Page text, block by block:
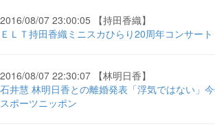
2016/08/07 23:00:05 【持田香織】
ＥＬＴ持田香織ミニスカひらり20周年コンサー
2016/08/07 22:30:07 【林明日香】
石井慧 林明日香との離婚発表「浮気ではない」
スポーツニッポン